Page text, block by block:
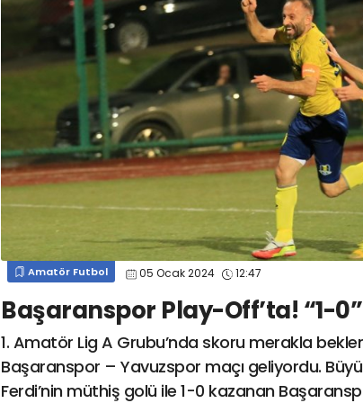
# kocaelispor # beykan şimşek
#
engin koyun
fırat
kocaelispor #mert
erdem övüç #gençlerbirliği
lua lua barış alıcı
#
#erdem övüç
#
kocaelispor
#beykan şimşek
Amatör Futbol 05 Ocak 2024 12:47
Başaranspor Play-Off’ta! “1-0”
1. Amatör Lig A Grubu’nda skoru merakla
Başaranspor – Yavuzspor maçı geliyordu.
Ferdi’nin müthiş golü ile 1-0 kazanan